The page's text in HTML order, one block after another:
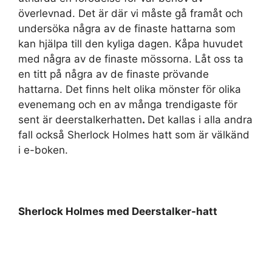
överlevnad. Det är där vi måste gå framåt och
undersöka några av de finaste hattarna som
kan hjälpa till den kyliga dagen. Kåpa huvudet
med några av de finaste mössorna. Låt oss ta
en titt på några av de finaste prövande
hattarna. Det finns helt olika mönster för olika
evenemang och en av många trendigaste för
sent är deerstalkerhatten. Det kallas i alla andra
fall också Sherlock Holmes hatt som är välkänd
i e-boken.
Sherlock Holmes med Deerstalker-hatt